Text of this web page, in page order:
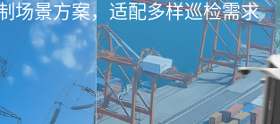
场景方案，适配多样巡检需求